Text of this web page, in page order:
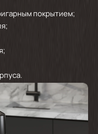
покрытием;